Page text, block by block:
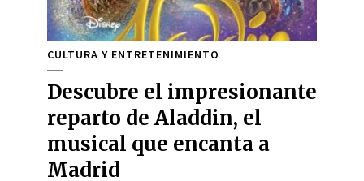
CULTURA Y ENTRETENIMIENTO
Descubre el impresionante
reparto de Aladdin, el
musical que encanta a
Madrid